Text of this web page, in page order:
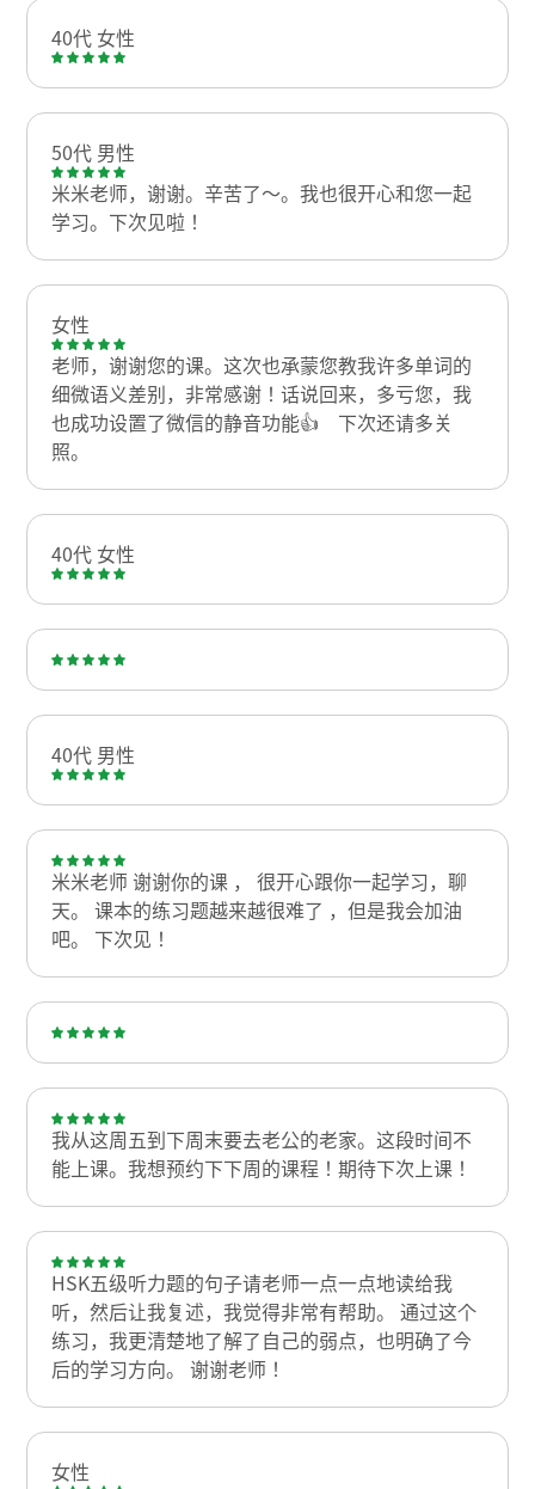
40代 女性
50代 男性
米米老师，谢谢。辛苦了～。我也很开心和您一起
学习。下次见啦！
女性
老师，谢谢您的课。这次也承蒙您教我许多单词的
细微语义差别，非常感谢！话说回来，多亏您，我
也成功设置了微信的静音功能👍 下次还请多关
照。
40代 女性
40代 男性
米米老师 谢谢你的课 ， 很开心跟你一起学习，聊
天。 课本的练习题越来越很难了 ，但是我会加油
吧。 下次见！
我从这周五到下周末要去老公的老家。这段时间不
能上课。我想预约下下周的课程！期待下次上课！
HSK五级听力题的句子请老师一点一点地读给我
听，然后让我复述，我觉得非常有帮助。 通过这个
练习，我更清楚地了解了自己的弱点，也明确了今
后的学习方向。 谢谢老师！
女性